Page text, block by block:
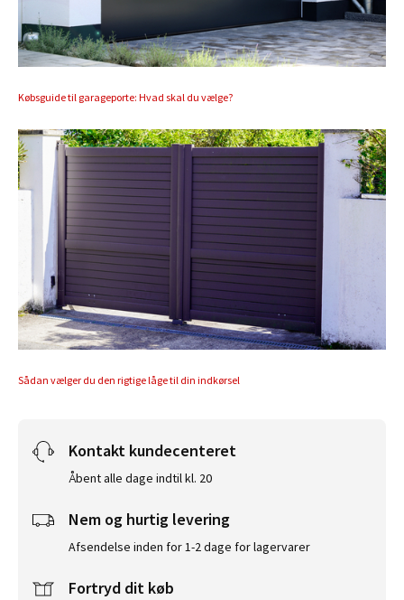
Købsguide til garageporte: Hvad skal du vælge?
Sådan vælger du den rigtige låge til din indkørsel
Kontakt kundecenteret
Åbent alle dage indtil kl. 20
Nem og hurtig levering
Afsendelse inden for 1-2 dage for lagervarer
Fortryd dit køb